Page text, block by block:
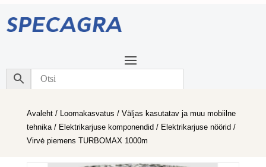
Avaleht/ Loomakasvatus / Väljas kasutatav ja muu mobiilne
tehnika/ Elektrikarjuse komponendid / Elektrikarjuse nöörid /
Virvė piemens TURBOMAX 1000m